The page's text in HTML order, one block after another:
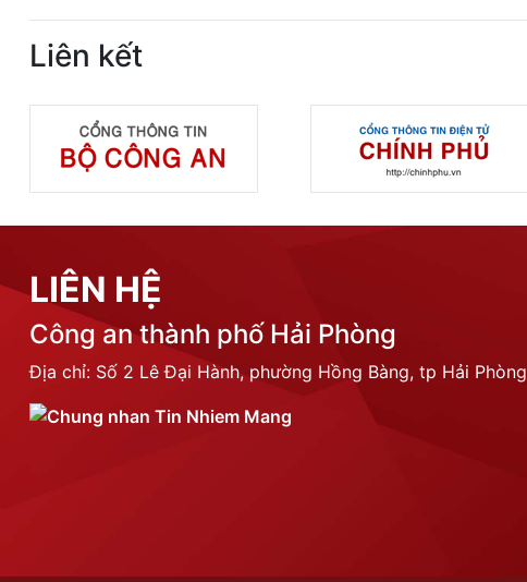
Liên kết
LIÊN HỆ
Công an thành phố Hải Phòng
Địa chỉ: Số 2 Lê Đại Hành, phường Hồng Bàng, tp Hải Phòng